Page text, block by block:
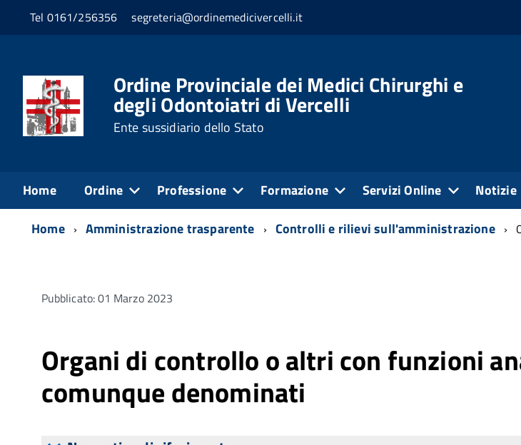
Tel 0161/256356 segreteria@ordinemedicivercelli.it
Ordine Provinciale dei Medici Chirurghi e
degli Odontoiatri di Vercelli
Ente sussidiario dello Stato
Home Ordine Professione Formazione Servizi Online Notizie
Home Amministrazione trasparente Controlli e rilievi sull'amministrazione
Pubblicato: 01 Marzo 2023
Organi di controllo o altri con funzioni
comunque denominati